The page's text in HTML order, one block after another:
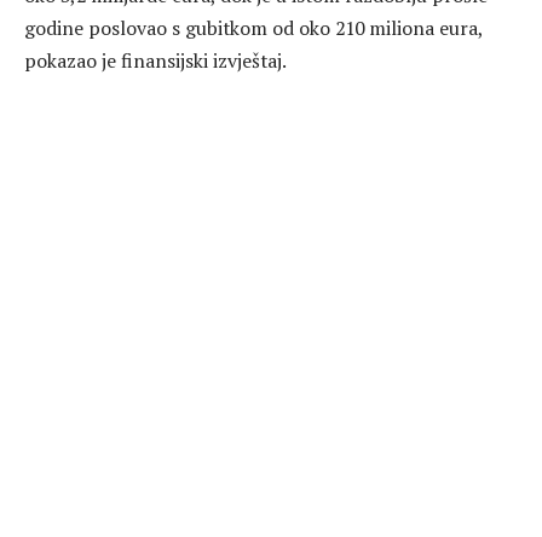
godine poslovao s gubitkom od oko 210 miliona eura,
pokazao je finansijski izvještaj.